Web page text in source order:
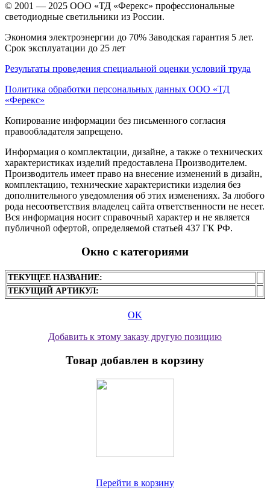
© 2001 — 2025 ООО «ТД «Ферекс» профессиональные
светодиодные светильники из России.
Экономия электроэнергии до 70% Заводская гарантия 5 лет.
Срок эксплуатации до 25 лет
Результаты проведения специальной оценки условий труда
Политика обработки персональных данных ООО «ТД
«Ферекс»
Копирование информации без письменного согласия
правообладателя запрещено.
Информация о комплектации, дизайне, а также о технических
характеристиках изделий предоставлена Производителем.
Производитель имеет право на внесение изменений в дизайн,
комплектацию, технические характеристики изделия без
дополнительного уведомления об этих изменениях. За любого
рода несоответствия владелец сайта ответственности не несет.
Вся информация носит справочный характер и не является
публичной офертой, определяемой статьей 437 ГК РФ.
Окно с категориями
ТЕКУЩЕЕ НАЗВАНИЕ:
ТЕКУЩИЙ АРТИКУЛ:
OK
Добавить к этому заказу другую позицию
Товар добавлен в корзину
Перейти в корзину